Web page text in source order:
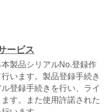
ービス
製品シリアルNo.登録作
います。製品登録手続き
登録手続きを行い、ライ
す。また使用許諾された